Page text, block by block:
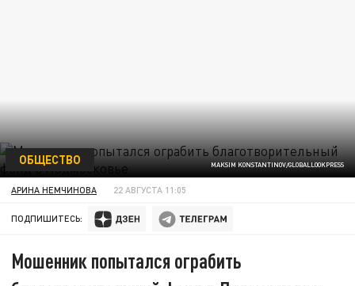
MAKSIM KONSTANTINOV/GLOBALLOOKPRESS
ОБЩЕСТВО
АРИНА НЕМЧИНОВА 22 АВГУСТА 11:05
ПОДПИШИТЕСЬ:
Мошенник попытался ограбить